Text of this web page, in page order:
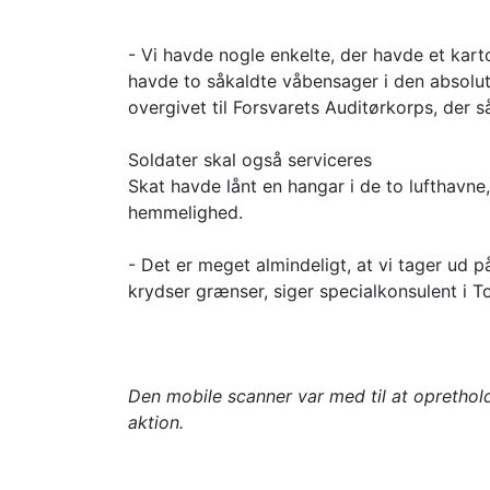
- Vi havde nogle enkelte, der havde et
havde to såkaldte våbensager i den
overgivet til Forsvarets Auditørkorps, der
Soldater skal også serviceres
Skat havde lånt en hangar i de to
hemmelighed.
- Det er meget almindeligt, at vi tager ud
krydser grænser, siger specialkonsulent i
Den mobile scanner var med til at
aktion.